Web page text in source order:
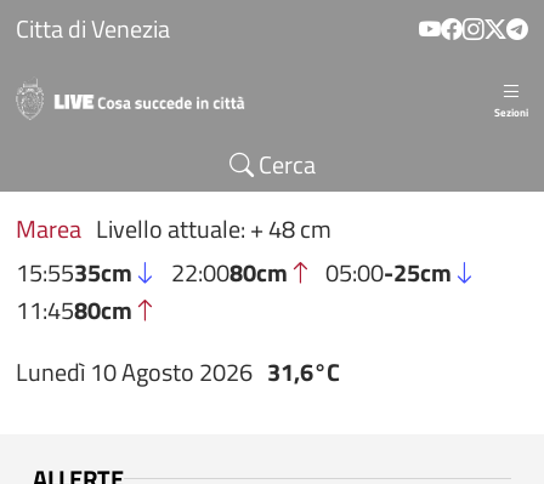
Salta al contenuto principale
Citta di Venezia
Sezioni
Cerca
Marea Livello attuale: + 48 cm
15:5535cm 22:0080cm 05:00-25cm
11:4580cm
Lunedì 10 Agosto 2026 31,6°C